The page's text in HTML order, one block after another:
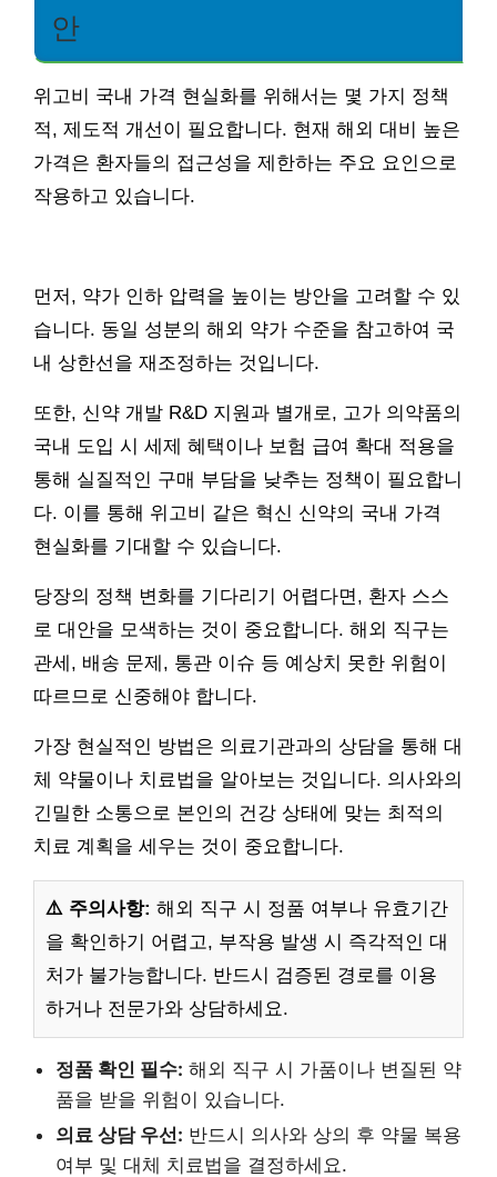
안
위고비 국내 가격 현실화를 위해서는 몇 가지 정책
적, 제도적 개선이 필요합니다. 현재 해외 대비 높은
가격은 환자들의 접근성을 제한하는 주요 요인으로
작용하고 있습니다.
먼저, 약가 인하 압력을 높이는 방안을 고려할 수 있
습니다. 동일 성분의 해외 약가 수준을 참고하여 국
내 상한선을 재조정하는 것입니다.
또한, 신약 개발 R&D 지원과 별개로, 고가 의약품의
국내 도입 시 세제 혜택이나 보험 급여 확대 적용을
통해 실질적인 구매 부담을 낮추는 정책이 필요합니
다. 이를 통해 위고비 같은 혁신 신약의 국내 가격
현실화를 기대할 수 있습니다.
당장의 정책 변화를 기다리기 어렵다면, 환자 스스
로 대안을 모색하는 것이 중요합니다. 해외 직구는
관세, 배송 문제, 통관 이슈 등 예상치 못한 위험이
따르므로 신중해야 합니다.
가장 현실적인 방법은 의료기관과의 상담을 통해 대
체 약물이나 치료법을 알아보는 것입니다. 의사와의
긴밀한 소통으로 본인의 건강 상태에 맞는 최적의
치료 계획을 세우는 것이 중요합니다.
⚠️ 주의사항: 해외 직구 시 정품 여부나 유효기간
을 확인하기 어렵고, 부작용 발생 시 즉각적인 대
처가 불가능합니다. 반드시 검증된 경로를 이용
하거나 전문가와 상담하세요.
정품 확인 필수: 해외 직구 시 가품이나 변질된 약
품을 받을 위험이 있습니다.
의료 상담 우선: 반드시 의사와 상의 후 약물 복용
여부 및 대체 치료법을 결정하세요.